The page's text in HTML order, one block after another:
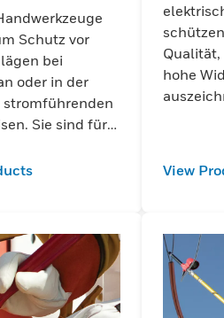
Schutz vor
bei
oder in der
stromführenden
Sie sind für
bei elektrischen
hohe
View